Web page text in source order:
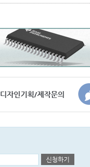
디자인기획/제작문의
신청하기